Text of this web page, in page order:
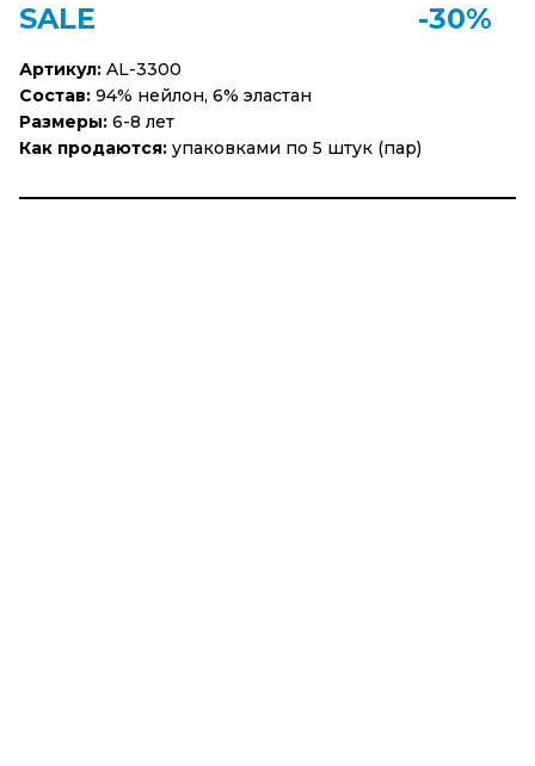
SALE -30%
Артикул: AL-3300
Состав: 94% нейлон, 6% эластан
Размеры: 6-8 лет
Как продаются: упаковками по 5 штук (пар)